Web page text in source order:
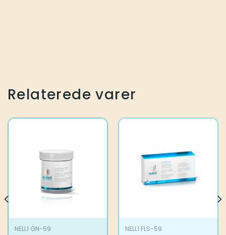
Relaterede varer
NELL1 GN-59 NELL1 FLS-59